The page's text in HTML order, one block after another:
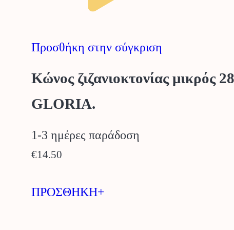
Προσθήκη στην σύγκριση
Κώνος ζιζανιοκτονίας μικρός
GLORIA.
1-3 ημέρες παράδοση
€14.50
ΠΡΟΣΘΗΚΗ+